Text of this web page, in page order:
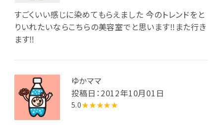
すごくいい感じに染めてもらえました 今のトレンドをと
りいれたいならこちらの美容室でと思います‼︎また行き
ます‼︎
ゆかママ
投稿日：2012年10月01日
5.0★★★★★